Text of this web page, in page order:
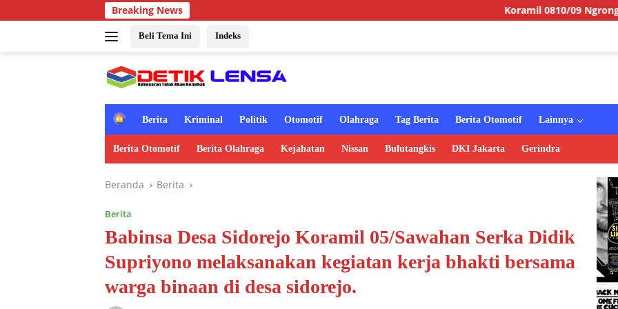
ke
Breaking News Koramil 0810/09 Ngronggot Gelar
Beli Tema Ini Indeks
H
m
e
Berita Kriminal Politik Otomotif Olahraga Tag Berita Berita Otomotif Lainnya
Berita Otomotif Berita Olahraga Kejahatan Nissan Bulutangkis DKI Jakarta Gerindra
Beranda Berita
Berita
Babinsa Desa Sidorejo Koramil 05/Sawahan Serka Didik
Supriyono melaksanakan kegiatan kerja bhakti bersama
warga binaan di desa sidorejo.